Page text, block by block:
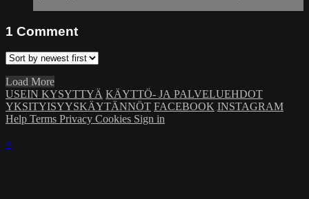
1 Comment
Load More
USEIN KYSYTTYÄ KÄYTTÖ- JA PALVELUEHDOT
YKSITYISYYSKÄYTÄNNÖT FACEBOOK INSTAGRAM
Help Terms Privacy Cookies Sign in
×